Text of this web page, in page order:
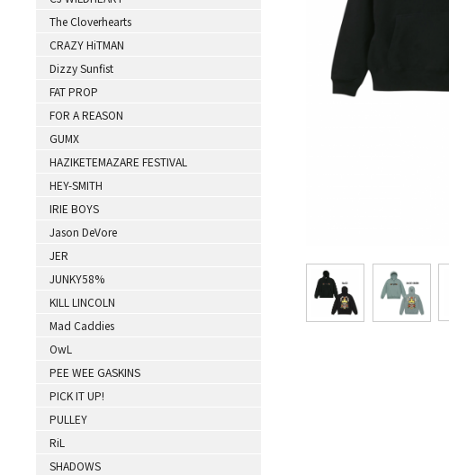
The Cloverhearts
CRAZY HiTMAN
Dizzy Sunfist
FAT PROP
FOR A REASON
GUMX
HAZIKETEMAZARE FESTIVAL
HEY-SMITH
IRIE BOYS
Jason DeVore
JER
JUNKY58%
KILL LINCOLN
Mad Caddies
OwL
PEE WEE GASKINS
PICK IT UP!
PULLEY
RiL
SHADOWS